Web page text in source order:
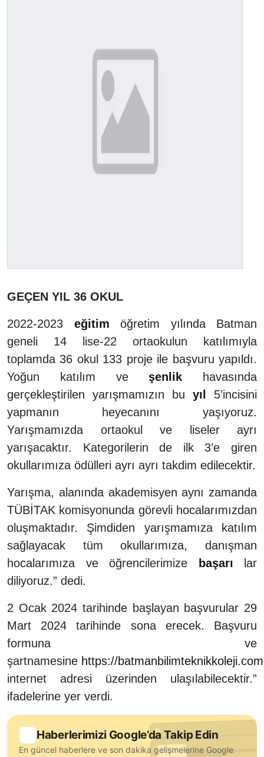
GEÇEN YIL 36 OKUL
2022-2023 eğitim öğretim yılında Batman
geneli 14 lise-22 ortaokulun katılımıyla
toplamda 36 okul 133 proje ile başvuru yapıldı.
Yoğun katılım ve şenlik havasında
gerçekleştirilen yarışmamızın bu yıl
5’incisini
yapmanın heyecanını yaşıyoruz.
Yarışmamızda ortaokul ve liseler ayrı
yarışacaktır. Kategorilerin de ilk 3’e giren
okullarımıza ödülleri ayrı ayrı takdim edilecektir.
Yarışma, alanında akademisyen aynı zamanda
TÜBİTAK komisyonunda görevli hocalarımızdan
oluşmaktadır. Şimdiden yarışmamıza katılım
sağlayacak tüm okullarımıza, danışman
hocalarımıza ve öğrencilerimize
başarı lar
diliyoruz.” dedi.
2 Ocak 2024 tarihinde başlayan başvurular 29
Mart 2024 tarihinde sona erecek. Başvuru
formuna ve
şartnamesine https://batmanbilimteknikkoleji.com
internet adresi üzerinden ulaşılabilecektir.”
ifadelerine yer verdi.
Haberlerimizi Google’da Takip Edin
En güncel haberlere ve son dakika gelişmelerine Google